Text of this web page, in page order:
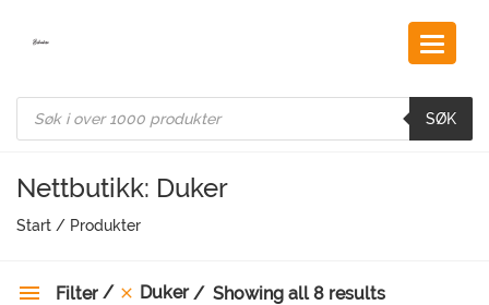
Products
search
SØK
Nettbutikk: Duker
Start / Produkter
Filter Duker Showing all 8 results